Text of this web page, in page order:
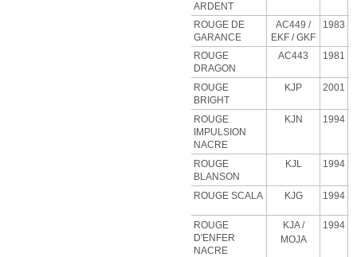
ARDENT
ROUGE DE
GARANCE
AC449 /
EKF / GKF
1983
ROUGE
DRAGON
AC443 1981
ROUGE
BRIGHT
KJP 2001
ROUGE
IMPULSION
NACRE
KJN 1994
ROUGE
BLANSON
KJL 1994
ROUGE SCALA KJG 1994
ROUGE
D'ENFER
NACRE
KJA/
MOJA
1994